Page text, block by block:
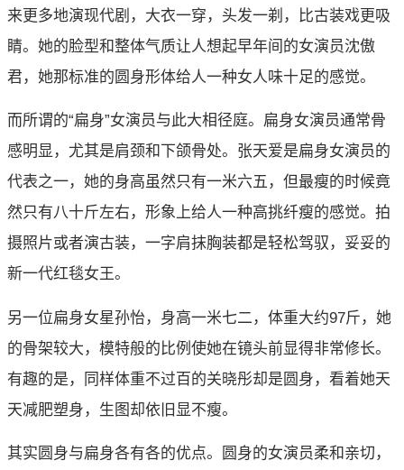
来更多地演现代剧，大衣一穿，头发一剃，比古装戏更吸
睛。她的脸型和整体气质让人想起早年间的女演员沈傲
君，她那标准的圆身形体给人一种女人味十足的感觉。
而所谓的“扁身”女演员与此大相径庭。扁身女演员通常骨
感明显，尤其是肩颈和下颌骨处。张天爱是扁身女演员的
代表之一，她的身高虽然只有一米六五，但最瘦的时候竟
然只有八十斤左右，形象上给人一种高挑纤瘦的感觉。拍
摄照片或者演古装，一字肩抹胸装都是轻松驾驭，妥妥的
新一代红毯女王。
另一位扁身女星孙怡，身高一米七二，体重大约97斤，她
的骨架较大，模特般的比例使她在镜头前显得非常修长。
有趣的是，同样体重不过百的关晓彤却是圆身，看着她天
天减肥塑身，生图却依旧显不瘦。
其实圆身与扁身各有各的优点。圆身的女演员柔和亲切，